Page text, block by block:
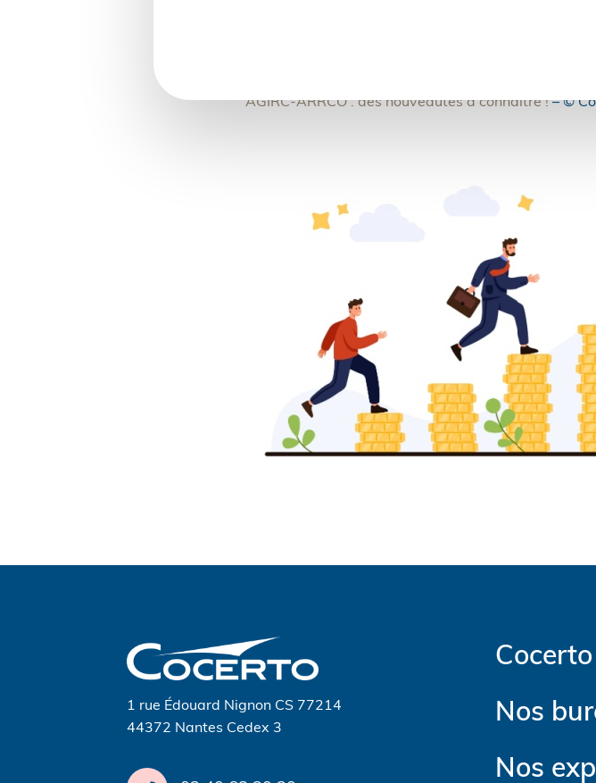
AGIRC-ARRCO : des nouveautés à connaître !– ©
1 rue Édouard Nignon CS 77214
44372 Nantes Cedex 3
Cocerto
Nos
Nos